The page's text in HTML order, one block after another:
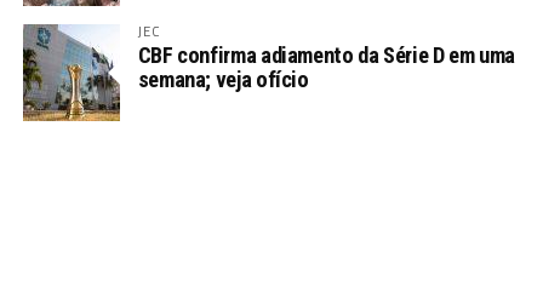
JEC
CBF confirma adiamento da Série D em uma
semana; veja ofício